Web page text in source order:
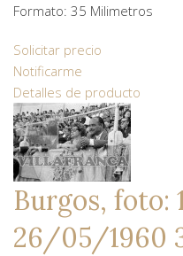
Formato: 35 Milimetros
Solicitar precio
Notificarme
Detalles de producto
Burgos, foto:
26/05/1960